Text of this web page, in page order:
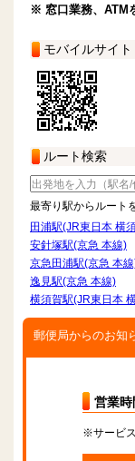
※ 窓口業務、ATM
モバイルサイト
ルート検索
最寄り駅からルート
田浦駅(JR東日本 横
安針塚駅(京急 本線)
京急田浦駅(京急 本
逸見駅(京急 本線)
横須賀駅(JR東日本
郵便局からのお知
営業時
※サービ